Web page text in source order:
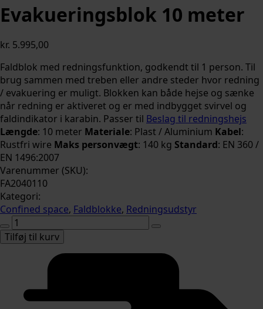
Evakueringsblok 10 meter
kr. 5.995,00
Faldblok med redningsfunktion, godkendt til 1 person. Til
brug sammen med treben eller andre steder hvor redning
/ evakuering er muligt. Blokken kan både hejse og sænke
når redning er aktiveret og er med indbygget svirvel og
faldindikator i karabin. Passer til Beslag til redningshejs
Længde: 10 meter Materiale: Plast / Aluminium Kabel:
Rustfri wire Maks personvægt: 140 kg Standard: EN 360 /
EN 1496:2007
Varenummer (SKU):
FA2040110
Kategori:
Confined space, Faldblokke, Redningsudstyr
Evakueringsblok
10
meter
Tilføj til kurv